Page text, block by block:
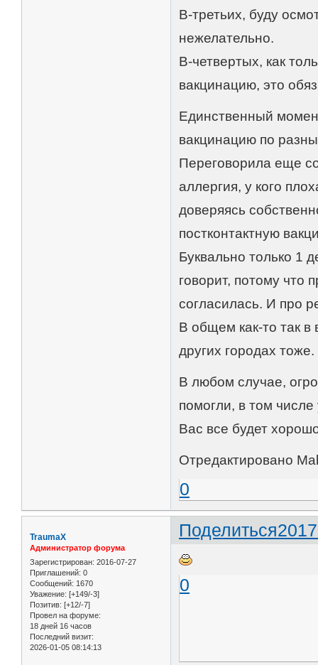
В-третьих, буду
нежелательно.
В-четвертых, как
вакцинацию, это
Единственный
вакцинацию по
Переговорила еще
аллергия, у кого
доверяясь
постконтактную
Буквально только 1
говорит, потому что
согласилась. И про
В общем как-то так в
других городах тоже.
В любом случае,
помогли, в том числе
Вас все будет
Отредактировано
0
Поделиться
TraumaX
Администратор форума
Зарегистрирован: 2016-07-27
Приглашений: 0
Сообщений: 1670
Уважение: [+149/-3]
Позитив: [+12/-7]
Провел на форуме:
18 дней 16 часов
Последний визит:
2026-01-05 08:14:13
0